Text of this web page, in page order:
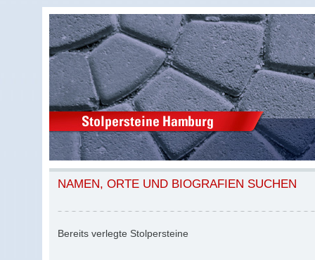
NAMEN, ORTE UND BIOGRAFIEN SUCHEN
Bereits verlegte Stolpersteine